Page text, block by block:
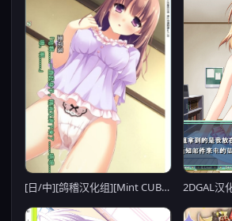
[日/中][鸽稽汉化组][Mint CUBE] あま恋シロップス ～恥じらう恋心でシたくなる甘神様の恋祭り～初回限定版/甘神大人的糖浆恋祭 V1.0 [2.6G【20230513】